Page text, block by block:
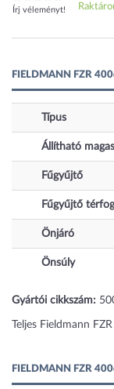
Írj véleményt!
FIELDMANN FZR
Típus
Állítható
Fűgyűjtő
Fűgyűjtő
Önjáró
Önsúly
Gyártói cikkszám:
Teljes Fieldmann
FIELDMANN FZR